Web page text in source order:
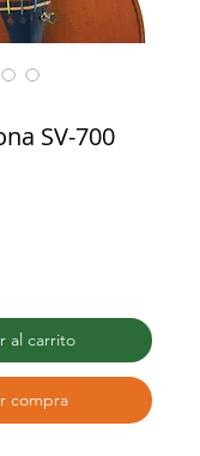
SV-700
al carrito
compra